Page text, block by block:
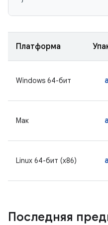
Платформа
Windows 64-бит
Мак
Linux 64-бит (x86)
Последняя